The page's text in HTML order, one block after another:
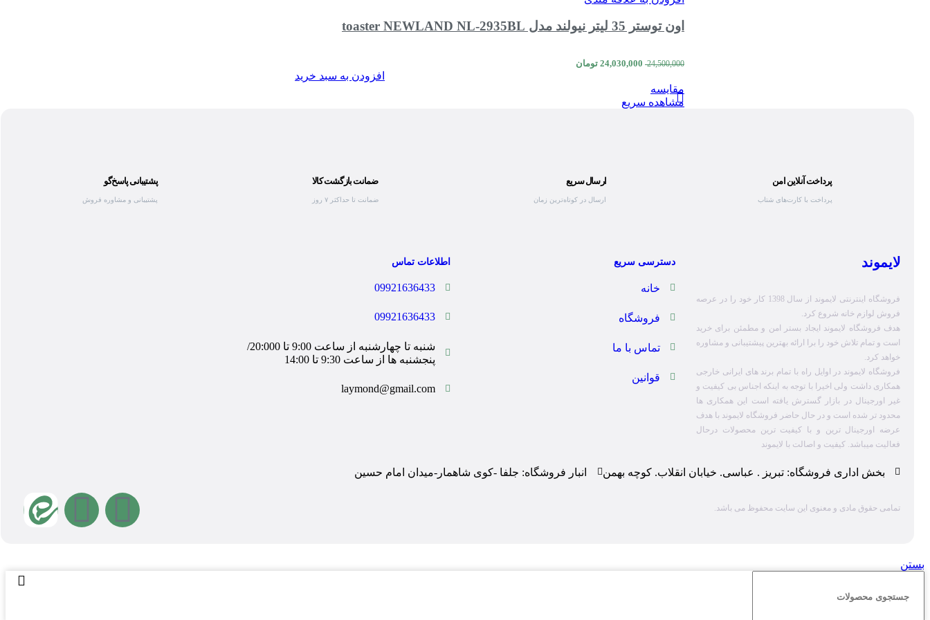
اون توستر 35 لیتر نیولند مدل toaster NEWLAND NL-2935BL
24,500,000
24,030,000 تومان
افزودن به سبد خرید
مقایسه
مشاهده سریع
پرداخت آنلاین امن
پرداخت با کارت‌های شتاب
ارسال سریع
ارسال در کوتاه‌ترین زمان
ضمانت بازگشت کالا
ضمانت تا حداکثر ۷ روز
پشتیبانی پاسخ‌گو
پشتیبانی و مشاوره فروش
لایموند
فروشگاه اینترنتی لایموند از سال 1398 کار خود را در عرصه
فروش لوازم خانه شروع کرد.
هدف فروشگاه لایموند ایجاد بستر امن و مطمئن برای خرید
است و تمام تلاش خود را برا ارائه بهترین پیشتیبانی و مشاوره
خواهد کرد.
فروشگاه لایموند در اوایل راه با تمام برند های ایرانی خارجی
همکاری داشت ولی اخیرا با توجه به اینکه اجناس بی کیفیت و
غیر اورجینال در بازار گسترش یافته است این همکاری ها
محدود تر شده است و در حال حاضر فروشگاه لایموند با هدف
عرضه اورجینال ترین و با کیفیت ترین محصولات درحال
فعالیت میباشد. کیفیت و اصالت با لایموند
دسترسی سریع
خانه
فروشگاه
تماس با ما
قوانین
اطلاعات تماس
09921636433
09921636433
شنبه تا چهارشنبه از ساعت 9:00 تا 20:000/
پنجشنبه ها از ساعت 9:30 تا 14:00
laymond@gmail.com
بخش اداری فروشگاه: تبریز . عباسی. خیابان انقلاب. کوچه بهمن انبار فروشگاه: جلفا -کوی شاهمار-میدان امام حسین
تمامی حقوق مادی و معنوی این سایت محفوظ می باشد.
بستن